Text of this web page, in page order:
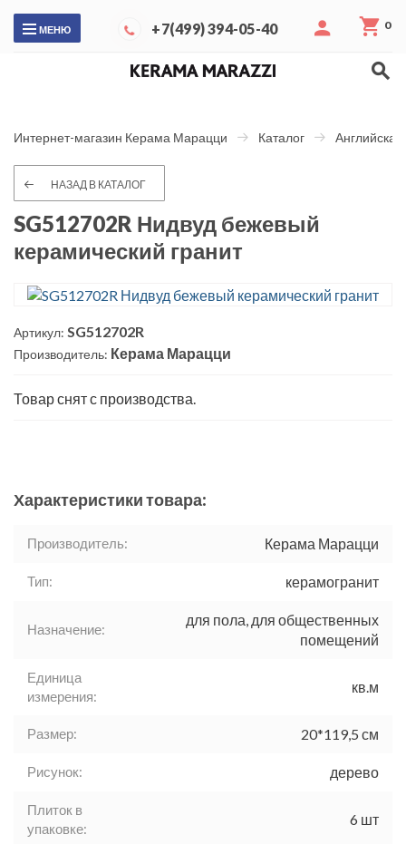
МЕНЮ +7(499) 394-05-40 0
Интернет-магазин Керама Марацци Каталог
НАЗАД В КАТАЛОГ
SG512702R Нидвуд бежевый
керамический гранит
Артикул: SG512702R
Производитель: Керама Марацци
Товар снят с производства.
Характеристики товара:
Производитель: Керама Марацци
Тип: керамогранит
Назначение:
для пола, для общественных
помещений
Единица
измерения:
кв.м
Размер: 20*119,5 см
Рисунок: дерево
Плиток в
упаковке:
6 шт